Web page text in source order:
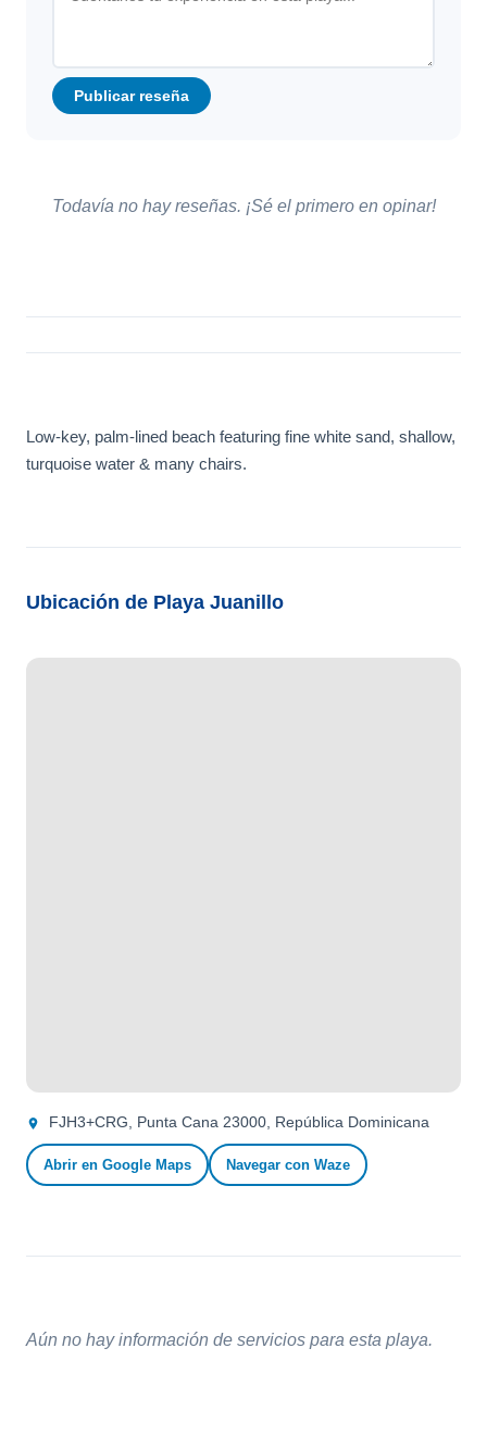
Publicar reseña
Todavía no hay reseñas. ¡Sé el primero en opinar!
Low-key, palm-lined beach featuring fine white sand, shallow,
turquoise water & many chairs.
Ubicación de Playa Juanillo
FJH3+CRG, Punta Cana 23000, República Dominicana
Abrir en Google Maps Navegar con Waze
Aún no hay información de servicios para esta playa.